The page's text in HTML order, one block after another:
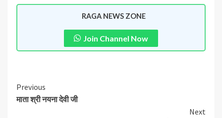
RAGA NEWS ZONE
Join Channel Now
Previous
माता श्री नयना देवी जी
Next